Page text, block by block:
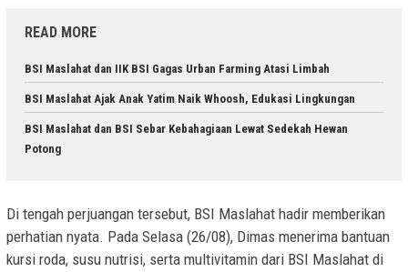
READ MORE
BSI Maslahat dan IIK BSI Gagas Urban Farming Atasi Limbah
BSI Maslahat Ajak Anak Yatim Naik Whoosh, Edukasi Lingkungan
BSI Maslahat dan BSI Sebar Kebahagiaan Lewat Sedekah Hewan
Potong
Di tengah perjuangan tersebut, BSI Maslahat hadir memberikan
perhatian nyata. Pada Selasa (26/08), Dimas menerima bantuan
kursi roda, susu nutrisi, serta multivitamin dari BSI Maslahat di